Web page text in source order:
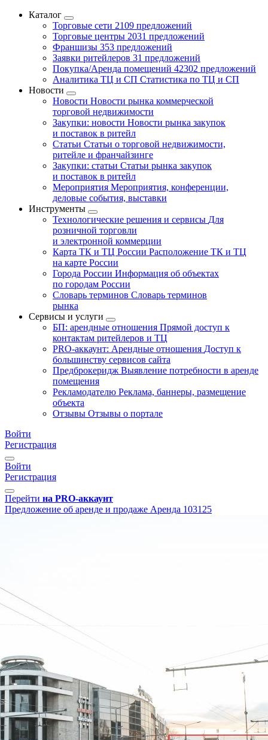
Каталог
Торговые сети 2109 предложений
Торговые центры 2031 предложений
Франшизы 353 предложений
Заявки ритейлеров 31 предложений
Покупка/Аренда помещений 42302 предложений
Аналитика ТЦ и СП Статистика по ТЦ и СП
Новости
Новости Новости рынка коммерческой
торговой недвижимости
Закупки: новости Новости рынка закупок
и поставок в ритейл
Статьи Статьи о торговой недвижимости,
ритейле и франчайзинге
Закупки: статьи Статьи рынка закупок
и поставок в ритейл
Мероприятия Мероприятия, конференции,
деловые события, выставки
Инструменты
Технологические решения и сервисы Для
розничной торговли
и электронной коммерции
Карта ТК и ТЦ России Расположение ТК и ТЦ
на карте России
Города России Информация об объектах
по городам России
Словарь терминов Словарь терминов
рынка
Сервисы и услуги
БП: арендные отношения Прямой доступ к
контактам ритейлеров и ТЦ
PRO-аккаунт: Арендные отношения Доступ к
большинству сервисов сайта
Предброкеридж Выявление потребности в аренде
помещения
Рекламодателю Реклама, баннеры, размещение
объекта
Отзывы Отзывы о портале
Войти
Регистрация
Войти
Регистрация
Перейти на PRO-аккаунт
Предложение об аренде и продаже Аренда 103125